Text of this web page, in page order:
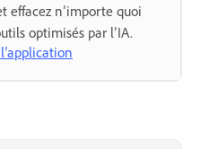
effacez n’importe quoi
optimisés par l’IA.